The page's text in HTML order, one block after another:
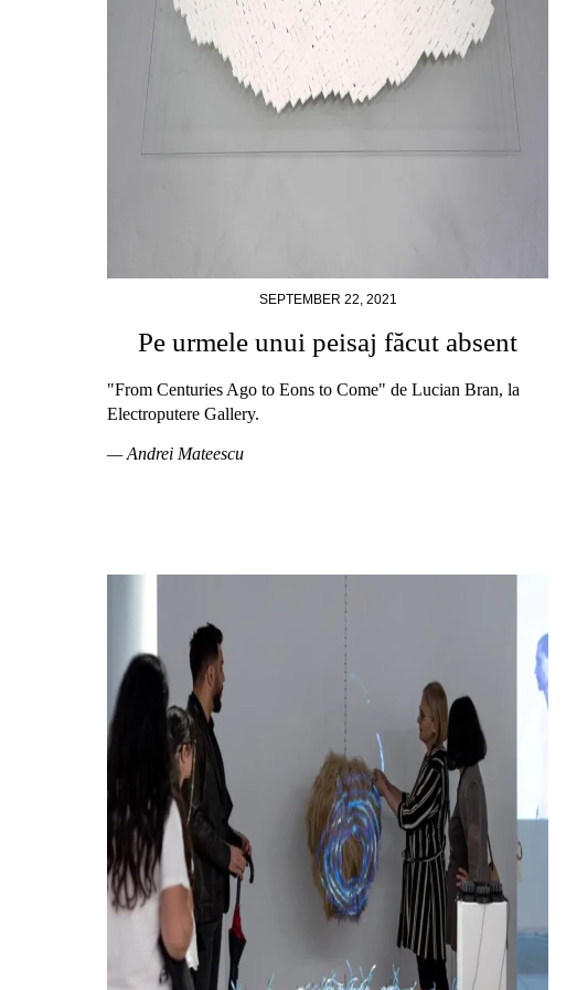
SEPTEMBER 22, 2021
Pe urmele unui peisaj făcut absent
"From Centuries Ago to Eons to Come" de Lucian Bran, la
Electroputere Gallery.
— Andrei Mateescu